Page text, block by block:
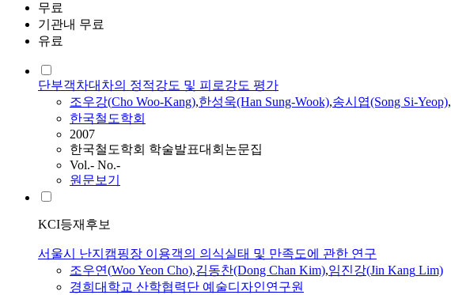
무료
기관내 무료
유료
단부객차대차의 정적강도 및 피로강도 평가
조우강(Cho Woo-Kang),한성욱(Han Sung-Wook),송시엽(Song Si-Yeop),
한국철도학회
2007
한국철도학회 학술발표대회논문집
Vol.- No.-
원문보기
KCI등재후보
서울시 난지캠핑장 이용객의 의식실태 및 만족도에 관한 연구
조우연(WooYeon Cho),김동찬(Dong Chan Kim),임진강(Jin Kang Lim)
경희대학교 산학협력단 예술디자인연구원